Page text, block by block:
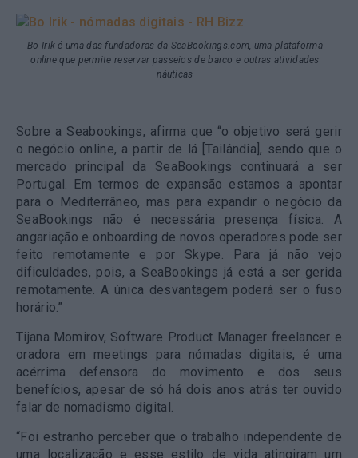
Bo Irik é uma das fundadoras da SeaBookings.com, uma plataforma
online que permite reservar passeios de barco e outras atividades
náuticas
Sobre a Seabookings, afirma que “o objetivo será gerir
o negócio online, a partir de lá [Tailândia], sendo que o
mercado principal da SeaBookings continuará a ser
Portugal. Em termos de expansão estamos a apontar
para o Mediterrâneo, mas para expandir o negócio da
SeaBookings não é necessária presença física. A
angariação e onboarding de novos operadores pode ser
feito remotamente e por Skype. Para já não vejo
dificuldades, pois, a SeaBookings já está a ser gerida
remotamente. A única desvantagem poderá ser o fuso
horário.”
Tijana Momirov, Software Product Manager freelancer e
oradora em meetings para nómadas digitais, é uma
acérrima defensora do movimento e dos seus
benefícios, apesar de só há dois anos atrás ter ouvido
falar de nomadismo digital.
“Foi estranho perceber que o trabalho independente de
uma localização e esse estilo de vida atingiram um